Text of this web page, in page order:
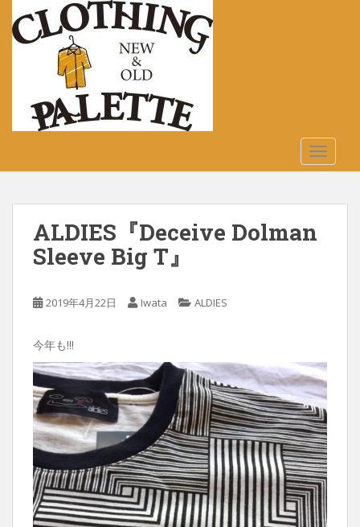
n
ALDIES『Deceive Dolman
Sleeve Big T』
2019年4月22日 Iwata ALDIES
今年も!!!